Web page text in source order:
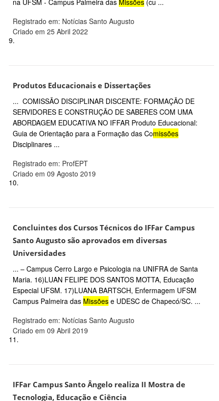
na UFSM - Campus Palmeira das Missões (cu ...
Registrado em: Notícias Santo Augusto
Criado em 25 Abril 2022
9.
Produtos Educacionais e Dissertações
... COMISSÃO DISCIPLINAR DISCENTE: FORMAÇÃO DE
SERVIDORES E CONSTRUÇÃO DE SABERES COM UMA
ABORDAGEM EDUCATIVA NO IFFAR Produto Educacional:
Guia de Orientação para a Formação das Comissões
Disciplinares ...
Registrado em: ProfEPT
Criado em 09 Agosto 2019
10.
Concluintes dos Cursos Técnicos do IFFar Campus
Santo Augusto são aprovados em diversas
Universidades
... – Campus Cerro Largo e Psicologia na UNIFRA de Santa
Maria. 16)LUAN FELIPE DOS SANTOS MOTTA, Educação
Especial UFSM. 17)LUANA BARTSCH, Enfermagem UFSM
Campus Palmeira das Missões e UDESC de Chapecó/SC. ...
Registrado em: Notícias Santo Augusto
Criado em 09 Abril 2019
11.
IFFar Campus Santo Ângelo realiza II Mostra de
Tecnologia, Educação e Ciência